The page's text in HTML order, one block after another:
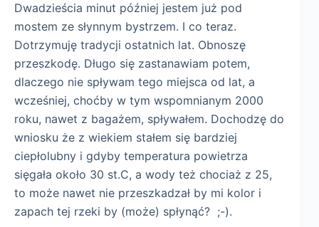
Dwadzieścia minut później jestem już pod
mostem ze słynnym bystrzem. I co teraz.
Dotrzymuję tradycji ostatnich lat. Obnoszę
przeszkodę. Długo się zastanawiam potem,
dlaczego nie spływam tego miejsca od lat, a
wcześniej, choćby w tym wspomnianym 2000
roku, nawet z bagażem, spływałem. Dochodzę do
wniosku że z wiekiem stałem się bardziej
ciepłolubny i gdyby temperatura powietrza
sięgała około 30 st.C, a wody też chociaż z 25,
to może nawet nie przeszkadzał by mi kolor i
zapach tej rzeki by (może) spłynąć? ;-).